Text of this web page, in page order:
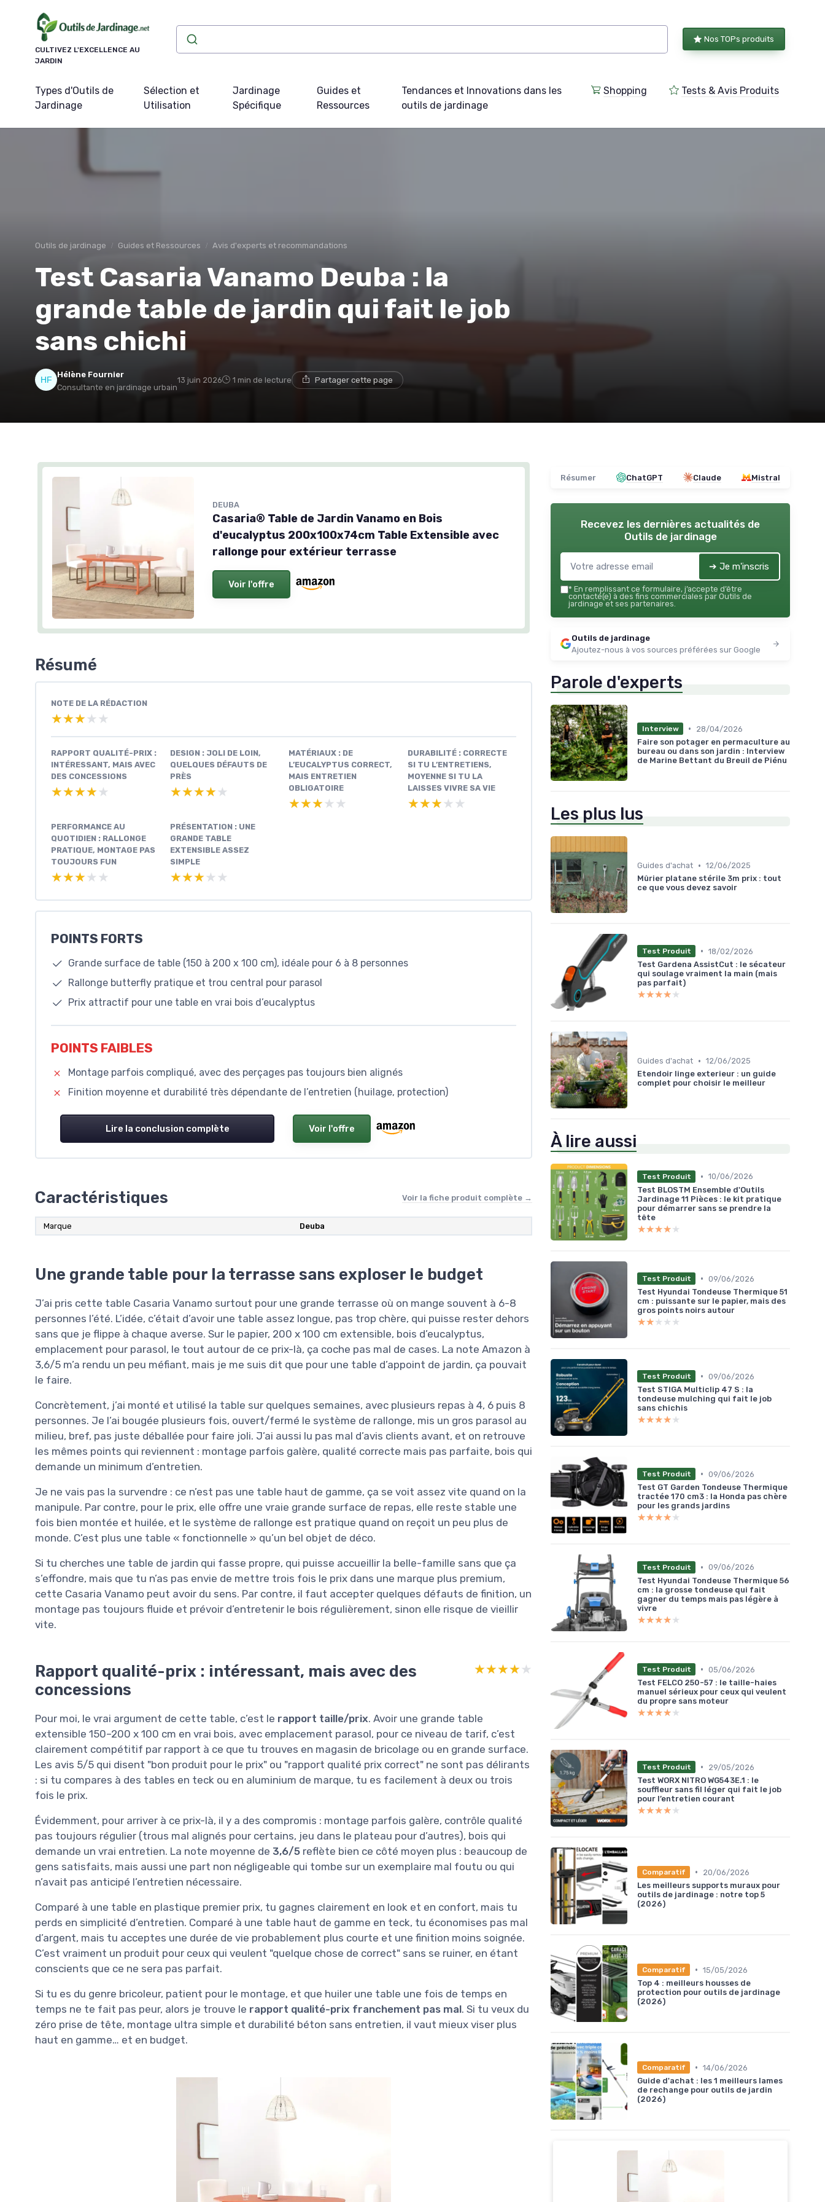
CULTIVEZ L'EXCELLENCE AU
JARDIN
Nos TOPs produits
Types d'Outils de
Jardinage
Sélection et
Utilisation
Jardinage
Spécifique
Guides et
Ressources
Tendances et Innovations dans les
outils de jardinage
Shopping Tests & Avis Produits
Outils de jardinage Guides et Ressources Avis d'experts et recommandations
Test Casaria Vanamo Deuba : la
grande table de jardin qui fait le job
sans chichi
Hélène Fournier
Consultante en jardinage urbain
13 juin 2026 1 min de lecture Partager cette page
DEUBA
Casaria® Table de Jardin Vanamo en Bois
d'eucalyptus 200x100x74cm Table Extensible avec
rallonge pour extérieur terrasse
Voir l'offre
Résumé
NOTE DE LA RÉDACTION
★★★★★
★★★★★
RAPPORT QUALITÉ-PRIX :
INTÉRESSANT, MAIS AVEC
DES CONCESSIONS
★★★★★
★★★★★
DESIGN : JOLI DE LOIN,
QUELQUES DÉFAUTS DE
PRÈS
★★★★★
★★★★★
MATÉRIAUX : DE
L’EUCALYPTUS CORRECT,
MAIS ENTRETIEN
OBLIGATOIRE
★★★★★
★★★★★
DURABILITÉ : CORRECTE
SI TU L’ENTRETIENS,
MOYENNE SI TU LA
LAISSES VIVRE SA VIE
★★★★★
★★★★★
PERFORMANCE AU
QUOTIDIEN : RALLONGE
PRATIQUE, MONTAGE PAS
TOUJOURS FUN
★★★★★
★★★★★
PRÉSENTATION : UNE
GRANDE TABLE
EXTENSIBLE ASSEZ
SIMPLE
★★★★★
★★★★★
POINTS FORTS
Grande surface de table (150 à 200 x 100 cm), idéale pour 6 à 8 personnes
Rallonge butterfly pratique et trou central pour parasol
Prix attractif pour une table en vrai bois d’eucalyptus
POINTS FAIBLES
Montage parfois compliqué, avec des perçages pas toujours bien alignés
Finition moyenne et durabilité très dépendante de l’entretien (huilage, protection)
Lire la conclusion complète Voir l'offre
Caractéristiques Voir la fiche produit complète →
Marque ‎Deuba
Une grande table pour la terrasse sans exploser le budget
J’ai pris cette table Casaria Vanamo surtout pour une grande terrasse où on mange souvent à 6-8
personnes l’été. L’idée, c’était d’avoir une table assez longue, pas trop chère, qui puisse rester dehors
sans que je flippe à chaque averse. Sur le papier, 200 x 100 cm extensible, bois d’eucalyptus,
emplacement pour parasol, le tout autour de ce prix-là, ça coche pas mal de cases. La note Amazon à
3,6/5 m’a rendu un peu méfiant, mais je me suis dit que pour une table d’appoint de jardin, ça pouvait
le faire.
Concrètement, j’ai monté et utilisé la table sur quelques semaines, avec plusieurs repas à 4, 6 puis 8
personnes. Je l’ai bougée plusieurs fois, ouvert/fermé le système de rallonge, mis un gros parasol au
milieu, bref, pas juste déballée pour faire joli. J’ai aussi lu pas mal d’avis clients avant, et on retrouve
les mêmes points qui reviennent : montage parfois galère, qualité correcte mais pas parfaite, bois qui
demande un minimum d’entretien.
Je ne vais pas la survendre : ce n’est pas une table haut de gamme, ça se voit assez vite quand on la
manipule. Par contre, pour le prix, elle offre une vraie grande surface de repas, elle reste stable une
fois bien montée et huilée, et le système de rallonge est pratique quand on reçoit un peu plus de
monde. C’est plus une table « fonctionnelle » qu’un bel objet de déco.
Si tu cherches une table de jardin qui fasse propre, qui puisse accueillir la belle-famille sans que ça
s’effondre, mais que tu n’as pas envie de mettre trois fois le prix dans une marque plus premium,
cette Casaria Vanamo peut avoir du sens. Par contre, il faut accepter quelques défauts de finition, un
montage pas toujours fluide et prévoir d’entretenir le bois régulièrement, sinon elle risque de vieillir
vite.
Rapport qualité-prix : intéressant, mais avec des
concessions
★★★★★
★★★★★
Pour moi, le vrai argument de cette table, c’est le rapport taille/prix. Avoir une grande table
extensible 150–200 x 100 cm en vrai bois, avec emplacement parasol, pour ce niveau de tarif, c’est
clairement compétitif par rapport à ce que tu trouves en magasin de bricolage ou en grande surface.
Les avis 5/5 qui disent "bon produit pour le prix" ou "rapport qualité prix correct" ne sont pas délirants
: si tu compares à des tables en teck ou en aluminium de marque, tu es facilement à deux ou trois
fois le prix.
Évidemment, pour arriver à ce prix-là, il y a des compromis : montage parfois galère, contrôle qualité
pas toujours régulier (trous mal alignés pour certains, jeu dans le plateau pour d’autres), bois qui
demande un vrai entretien. La note moyenne de 3,6/5 reflète bien ce côté moyen plus : beaucoup de
gens satisfaits, mais aussi une part non négligeable qui tombe sur un exemplaire mal foutu ou qui
n’avait pas anticipé l’entretien nécessaire.
Comparé à une table en plastique premier prix, tu gagnes clairement en look et en confort, mais tu
perds en simplicité d’entretien. Comparé à une table haut de gamme en teck, tu économises pas mal
d’argent, mais tu acceptes une durée de vie probablement plus courte et une finition moins soignée.
C’est vraiment un produit pour ceux qui veulent "quelque chose de correct" sans se ruiner, en étant
conscients que ce ne sera pas parfait.
Si tu es du genre bricoleur, patient pour le montage, et que huiler une table une fois de temps en
temps ne te fait pas peur, alors je trouve le rapport qualité-prix franchement pas mal. Si tu veux du
zéro prise de tête, montage ultra simple et durabilité béton sans entretien, il vaut mieux viser plus
haut en gamme… et en budget.
Résumer ChatGPT Claude Mistral
Recevez les dernières actualités de
Outils de jardinage
➔ Je m'inscris
* En remplissant ce formulaire, j’accepte d’être
contacté(e) à des fins commerciales par Outils de
jardinage et ses partenaires.
Outils de jardinage
Ajoutez-nous à vos sources préférées sur Google
Parole d'experts
Interview •
28/04/2026
Faire son potager en permaculture au
bureau ou dans son jardin : Interview
de Marine Bettant du Breuil de Piénu
Les plus lus
Guides d'achat • 12/06/2025
Mûrier platane stérile 3m prix : tout
ce que vous devez savoir
Test Produit • 18/02/2026
Test Gardena AssistCut : le sécateur
qui soulage vraiment la main (mais
pas parfait)
★★★★★
★★★★★
Guides d'achat • 12/06/2025
Etendoir linge exterieur : un guide
complet pour choisir le meilleur
À lire aussi
Test Produit • 10/06/2026
Test BLOSTM Ensemble d'Outils
Jardinage 11 Pièces : le kit pratique
pour démarrer sans se prendre la
tête
★★★★★
★★★★★
Test Produit • 09/06/2026
Test Hyundai Tondeuse Thermique 51
cm : puissante sur le papier, mais des
gros points noirs autour
★★★★★
★★★★★
Test Produit • 09/06/2026
Test STIGA Multiclip 47 S : la
tondeuse mulching qui fait le job
sans chichis
★★★★★
★★★★★
Test Produit • 09/06/2026
Test GT Garden Tondeuse Thermique
tractée 170 cm3 : la Honda pas chère
pour les grands jardins
★★★★★
★★★★★
Test Produit • 09/06/2026
Test Hyundai Tondeuse Thermique 56
cm : la grosse tondeuse qui fait
gagner du temps mais pas légère à
vivre
★★★★★
★★★★★
Test Produit • 05/06/2026
Test FELCO 250-57 : le taille-haies
manuel sérieux pour ceux qui veulent
du propre sans moteur
★★★★★
★★★★★
Test Produit •
29/05/2026
Test WORX NITRO WG543E.1 : le
souffleur sans fil léger qui fait le job
pour l’entretien courant
★★★★★
★★★★★
Comparatif •
20/06/2026
Les meilleurs supports muraux pour
outils de jardinage : notre top 5
(2026)
Comparatif • 15/05/2026
Top 4 : meilleurs housses de
protection pour outils de jardinage
(2026)
Comparatif • 14/06/2026
Guide d'achat : les 1 meilleurs lames
de rechange pour outils de jardin
(2026)